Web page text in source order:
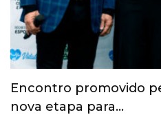
Esporte ganha espaço
econômica e mobiliza…